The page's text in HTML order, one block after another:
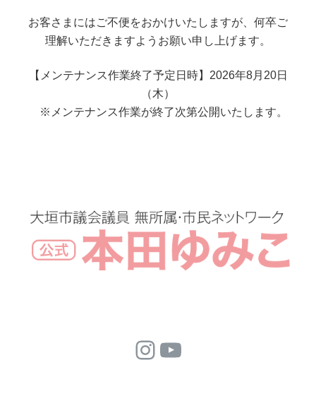
お客さまにはご不便をおかけいたしますが、何卒ご
理解いただきますようお願い申し上げます。
【メンテナンス作業終了予定日時】2026年8月20日
（木）
※メンテナンス作業が終了次第公開いたします。
Instagram
YouTube